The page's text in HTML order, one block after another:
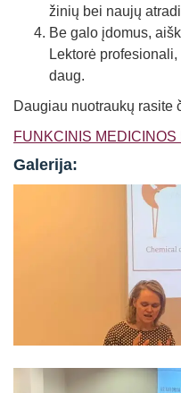
žinių bei naujų
Be galo įdomus,
Lektorė
daug.
Daugiau nuotraukų rasite
FUNKCINIS
Galerija: